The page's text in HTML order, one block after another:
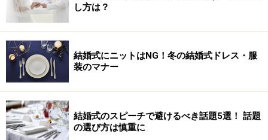
し方は？
結婚式にニットはNG！冬の結婚式ドレス・服
装のマナー
結婚式のスピーチで避けるべき話題5選！ 話題
の選び方は慎重に